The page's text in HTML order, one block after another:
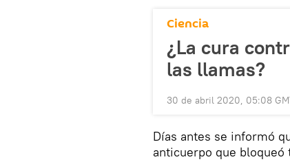
Ciencia
¿La cura
las llamas?
30 de abril 2020, 05:08
Días antes se informó
anticuerpo que